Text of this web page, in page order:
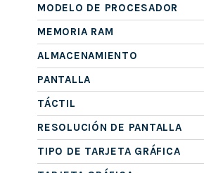
MODELO DE PROCESADOR
MEMORIA RAM
ALMACENAMIENTO
PANTALLA
TÁCTIL
RESOLUCIÓN DE PANTALLA
TIPO DE TARJETA GRÁFICA